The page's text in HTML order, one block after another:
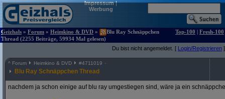
Impressum|
Werbung
Geizhals » Forum » Heimkino & DVD »
Blu Ray Schnäppchen
Thread (2255 Beiträge, 59934 Mal gelesen)
Top-100 | Fresh-100
Du bist nicht angemeldet. [ Login/Registrieren ]
^ Forum Heimkino & DVD #4711019
Blu Ray Schnäppchen Thread
nachdem ja schon einige auf blu ray umgestiegen sind, wäre ja ein